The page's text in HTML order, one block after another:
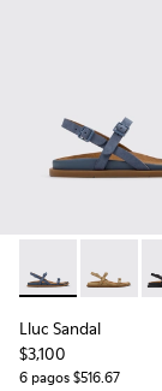
Lluc Sandal -
Lluc
Lluc Sandal
$3,100
6 pagos $516.67